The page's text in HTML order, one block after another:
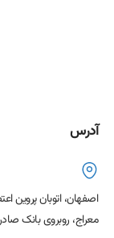
آدرس
اصفهان، اتوبان پروین
معراج، روبروی بانک